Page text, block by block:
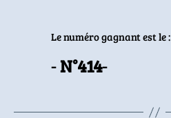
Le numéro gagnant est le :
N°414